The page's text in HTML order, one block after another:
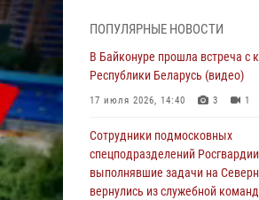
супермаркета в Подмосковье
03 августа 2026, 15:32 1
Росгвардейцы пресекли кражу
Подмосковье (видео)
03 августа 2026, 15:08 1
В Подмосковье отметили
ПОПУЛЯРНЫЕ НОВОСТИ
В Байконуре прошла встреча с
Республики Беларусь (видео)
17 июля 2026, 14:40 3 1
Сотрудники подмосковных
спецподразделений
выполнявшие задачи на
вернулись из служебной